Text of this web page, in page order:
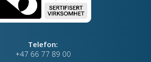
Telefon:
+47 66 77 89 00